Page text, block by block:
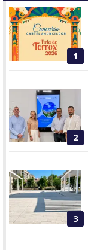
1
2
3